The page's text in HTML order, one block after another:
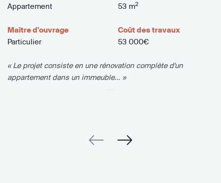
Appartement
53 m2
Maître d'ouvrage
Particulier
Coût des travaux
53 000€
« Le projet consiste en une rénovation complète d'un
appartement dans un immeuble... »